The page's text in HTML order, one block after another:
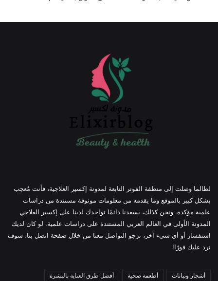
لطالما وصلت إلى منطقة الفوتر التابعة لمدونة إكسير العلاجية، فأنت مُعجب
بشكل كبير بالموقع وما يقدمه من معلومات موثوقة مستندة من دراسات
علمية مؤكدة. ونحن كذلك، يسعدنا دائمًا تواجدك لدينا على إكسير العلاجي
المدونة الأولى في العالم العربي المستندة على دراسات علمية. لو كان لديك
استفسار أو أي شيء آخر، نرجو التواصل معنا من خلال صفحة اتصل بنا، سوف
نرد عليك فورًا!
أشجار ونباتات أطعمة صحية أفضل طرق العناية بالبشرة